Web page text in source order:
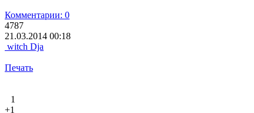
Комментарии: 0
4787
21.03.2014 00:18
witch Dja
Печать
1
+1